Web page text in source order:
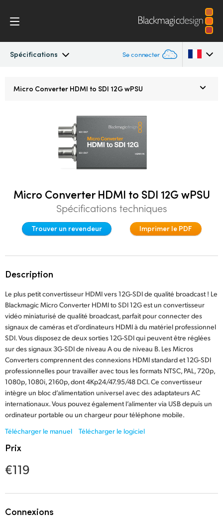
Spécifications Se connecter
Austria
China
Denmark
Finland
France
Germany
Hong Kong SAR, China
India
Italy
Japan
Korea
Mexico
Poland
Micro Converter HDMI to SDI 12G wPSU
Micro Converter HDMI to SDI 12G wPSU
Spécifications techniques
Trouver un revendeur Imprimer le PDF
Description
Le plus petit convertisseur HDMI vers 12G-SDI de qualité broadcast ! Le
Blackmagic Micro Converter HDMI to SDI 12G est un convertisseur
vidéo miniaturisé de qualité broadcast, parfait pour connecter des
signaux de caméras et d’ordinateurs HDMI à du matériel professionnel
SDI. Vous disposez de deux sorties 12G-SDI qui peuvent être réglées
sur des signaux 3G-SDI de niveau A ou de niveau B. Les Micros
Converters comprennent des connexions HDMI standard et 12G-SDI
professionnelles pour travailler avec tous les formats NTSC, PAL, 720p,
1080p, 1080i, 2160p, dont 4Kp24/47.95/48 DCI. Ce convertisseur
intègre un bloc d’alimentation universel avec des adaptateurs AC
internationaux. Vous pouvez également l’alimenter via USB depuis un
ordinateur portable ou un chargeur pour téléphone mobile.
Télécharger le manuel
Télécharger le logiciel
Prix
€119
Connexions